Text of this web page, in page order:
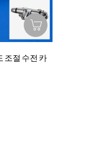
조절 수전 카